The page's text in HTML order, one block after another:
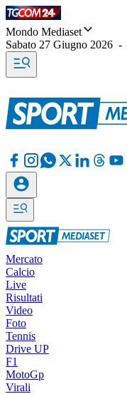
Mondo Mediaset
Sabato 27 Giugno 2026 -
Mercato
Calcio
Live
Risultati
Video
Foto
Tennis
Drive UP
F1
MotoGp
Virali